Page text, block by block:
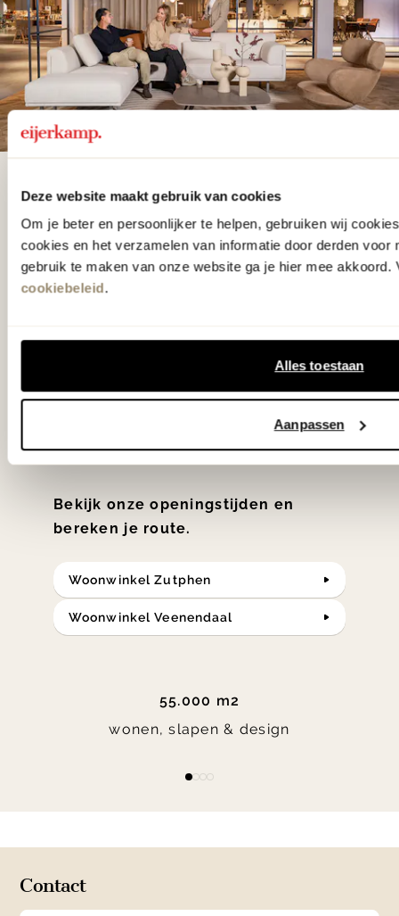
Deze website maakt gebruik van cookies
Om je beter en persoonlijker te helpen, gebruiken wij
cookies en het verzamelen van informatie door derden voor
gebruik te maken van onze website ga je hier mee akkoord.
cookiebeleid.
Alles toestaan
Aanpassen
De woonwinkel
gezien op tv!
Wie kent het programma vtwonen
samengesteld met de mooiste
klassiekers en de nieuwste ontwerpen
in verrassende materialen en kleuren!
Bekijk onze openingstijden en
bereken je route.
Woonwinkel Zutphen
Woonwinkel Veenendaal
55.000 m2
wonen, slapen & design
Contact